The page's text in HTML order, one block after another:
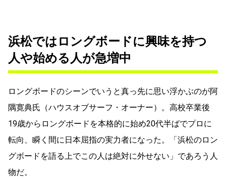
浜松ではロングボードに興味を持つ
人や始める人が急増中
ロングボードのシーンでいうと真っ先に思い浮かぶのが阿
隅寛典氏（ハウスオブサーフ・オーナー）。高校卒業後
19歳からロングボードを本格的に始め20代半ばでプロに
転向、瞬く間に日本屈指の実力者になった。「浜松のロン
グボードを語る上でこの人は絶対に外せない」であろう人
物だ。